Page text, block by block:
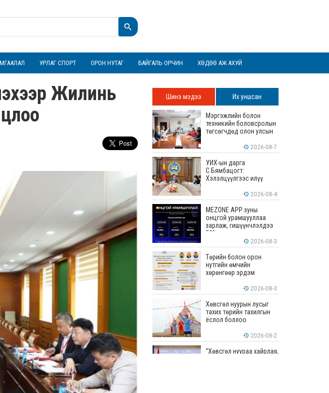
УРЛАГ СПОРТ ОРОН НУТАГ БАЙГАЛЬ ОРЧИН ХӨДӨӨ АЖ АХУЙ
Жилинь
Шинэ мэдээ Их уншсан
Мэргэжлийн болон
техникийн боловсролын
төгсөгчдөд олон улсын
зөвшөөрөгдөх ур
чадваруудыг олгоно
2026-08-7
УИХ-ын дарга
С.Бямбацогт:
Хэлэлцүүлгээс илүү
илүү бодит үр дүн чухал
2026-08-4
MEZONE APP зуны
онцгой урамшууллаа
зарлаж, гишүүнчлэлдээ
50% хүртэлх хөнгөлөлт
үзүүлж эхэллээ 2026-08-3
Төрийн болон орон
нутгийн өмчийн
хөрөнгөөр эрдэм
ажил хийхэд тендерийн
болон гүйцэтгэлийн
баталгаа гаргахгүй
2026-08-3
Хөвсгөл нуурын лусыг
тахих төрийн тахилгын
ёслол боллоо
2026-08-2
“Хөвсгөл нуураа хайрлая,